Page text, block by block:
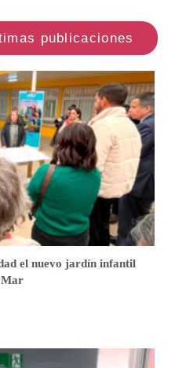
el nuevo jardín infantil
Mar